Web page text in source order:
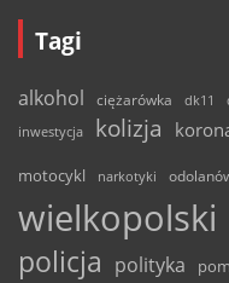
Tagi
alkohol ciężarówka dk11
inwestycja
kolizja
motocykl narkotyki
wielkopolski
policja polityka